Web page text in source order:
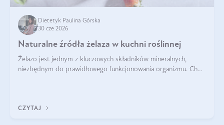
Dietetyk Paulina Górska
30 cze 2026
Naturalne źródła żelaza w kuchni roślinnej
Żelazo jest jednym z kluczowych składników mineralnych,
niezbędnym do prawidłowego funkcjonowania organizmu. Choć
CZYTAJ